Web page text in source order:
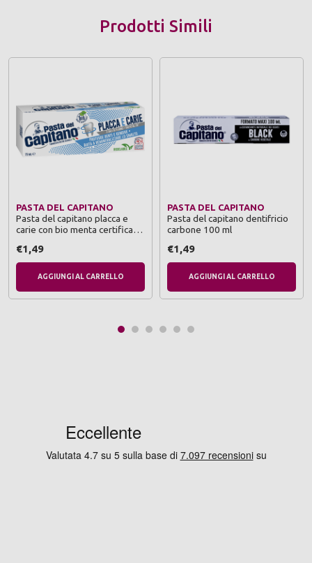
Prodotti Simili
PASTA DEL CAPITANO
Pasta del capitano placca e
carie con bio menta certificata
€1,49
AGGIUNGI AL CARRELLO
PASTA DEL CAPITANO
Pasta del capitano dentifricio
carbone 100 ml
€1,49
AGGIUNGI AL CARRELLO